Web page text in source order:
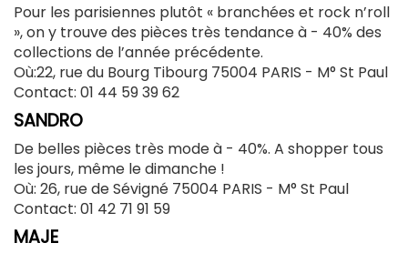
Pour les parisiennes plutôt « branchées et rock n’roll
», on y trouve des pièces très tendance à - 40% des
collections de l’année précédente.
Où:22, rue du Bourg Tibourg 75004 PARIS - M° St Paul
Contact: 01 44 59 39 62
SANDRO
De belles pièces très mode à - 40%. A shopper tous
les jours, même le dimanche !
Où: 26, rue de Sévigné 75004 PARIS - M° St Paul
Contact: 01 42 71 91 59
MAJE